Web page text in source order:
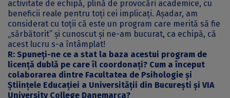
activitate de echipă, plină de provocări academice, cu
beneficii reale pentru toți cei implicați. Așadar, am
considerat cu toții că este un program care merită să fie
„sărbătorit” și cunoscut și ne-am bucurat, ca echipă, că
acest lucru s-a întâmplat!
R: Spuneți-ne ce a stat la baza acestui program de
licență dublă pe care îl coordonați? Cum a început
colaborarea dintre Facultatea de Psihologie și
Științele Educației a Universității din București și VIA
University College Danemarca?